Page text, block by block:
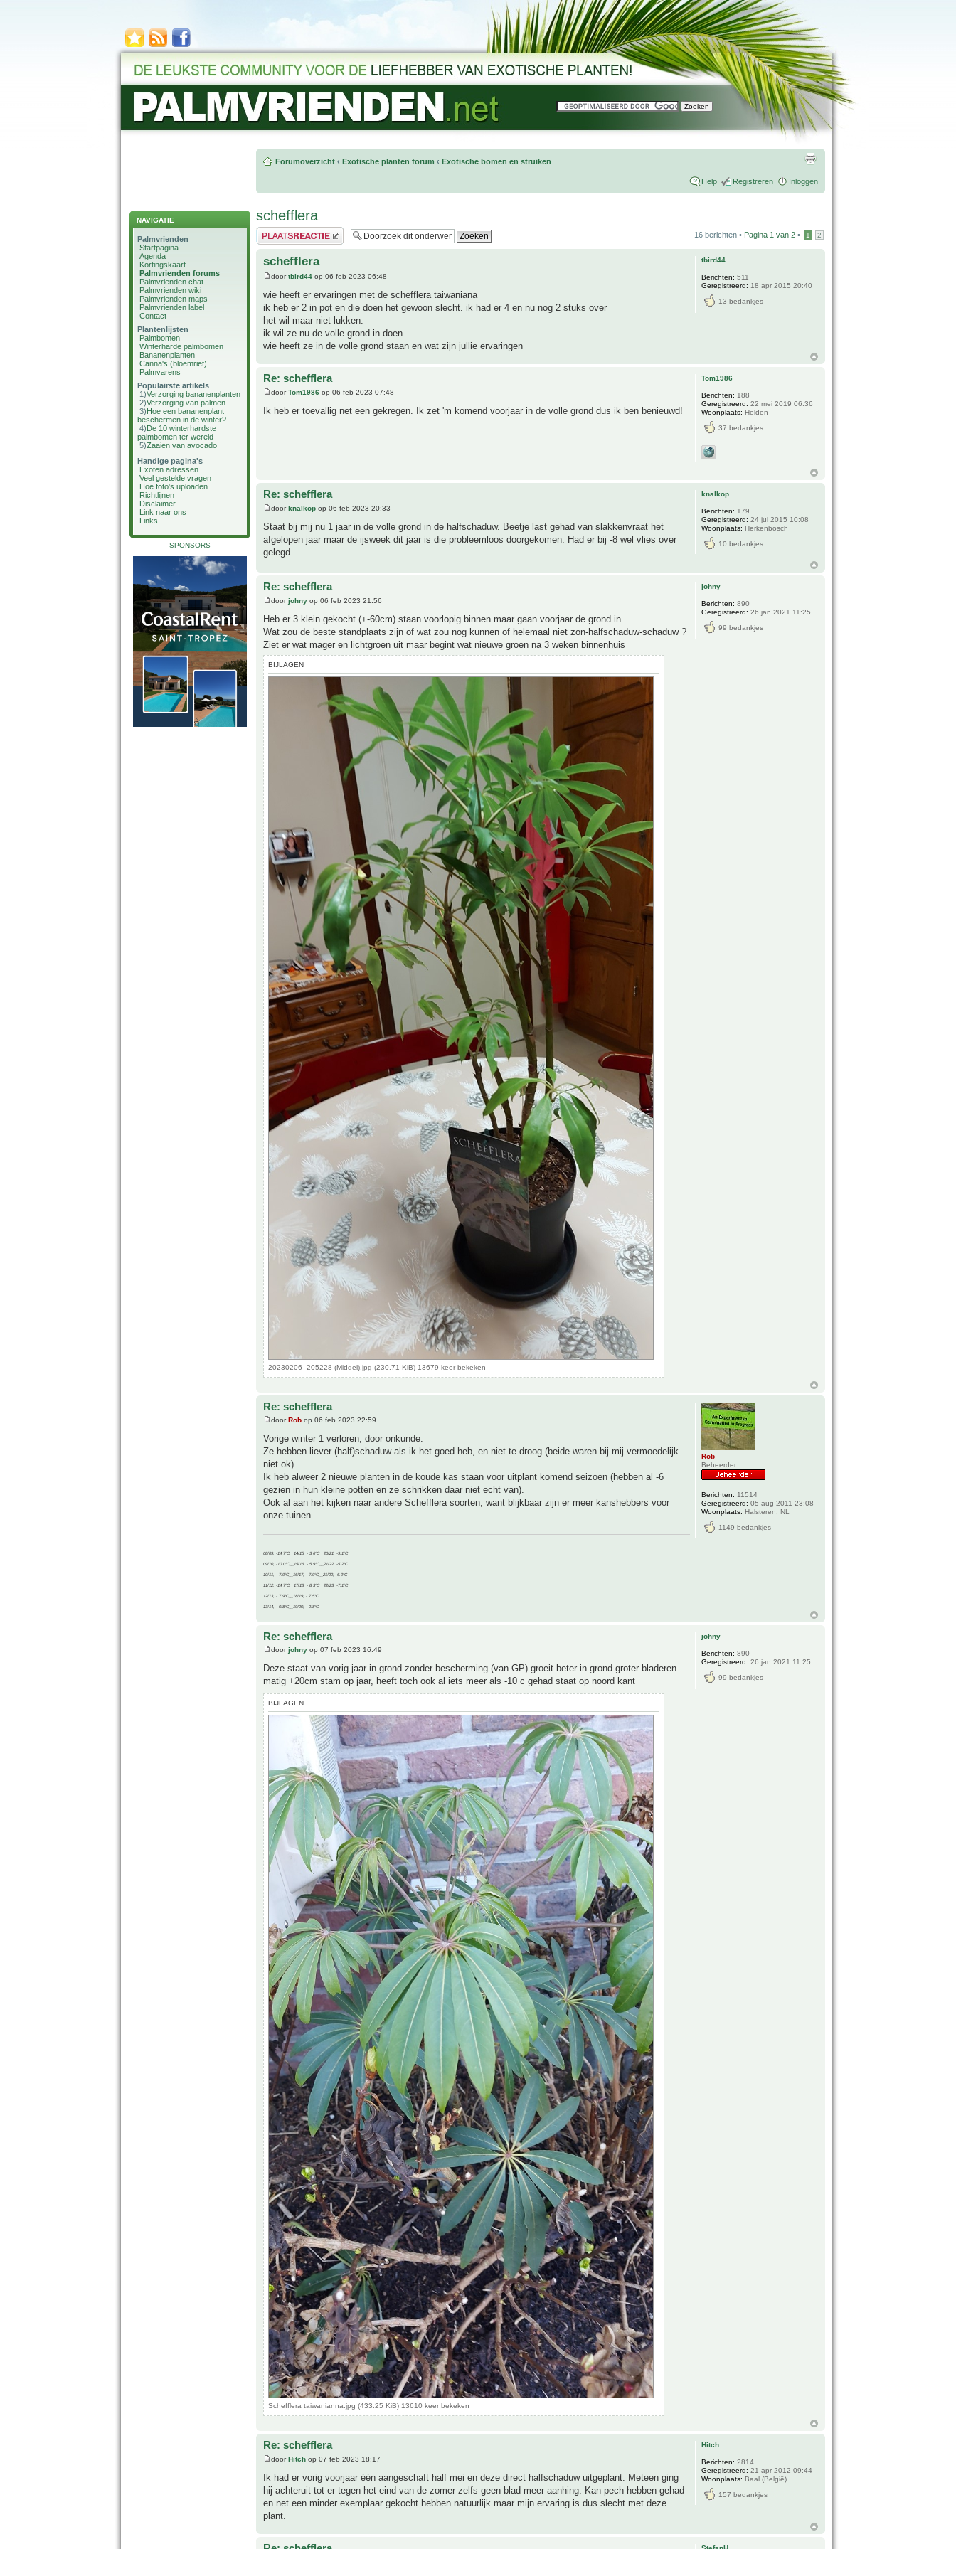
NAVIGATIE
Palmvrienden
Startpagina
Agenda
Kortingskaart
Palmvrienden forums
Palmvrienden chat
Palmvrienden wiki
Palmvrienden maps
Palmvrienden label
Contact
Plantenlijsten
Palmbomen
Winterharde palmbomen
Bananenplanten
Canna's (bloemriet)
Palmvarens
Populairste artikels
1)Verzorging bananenplanten
2)Verzorging van palmen
3)Hoe een bananenplant
beschermen in de winter?
4)De 10 winterhardste
palmbomen ter wereld
5)Zaaien van avocado
Handige pagina's
Exoten adressen
Veel gestelde vragen
Hoe foto's uploaden
Richtlijnen
Disclaimer
Link naar ons
Links
SPONSORS
Forumoverzicht ‹ Exotische planten forum ‹ Exotische bomen en struiken
Help Registreren Inloggen
schefflera
Plaats een reactie 16 berichten • Pagina 1 van 2 • 1 2
schefflera
doortbird44 op 06 feb 2023 06:48
wie heeft er ervaringen met de schefflera taiwaniana
ik heb er 2 in pot en die doen het gewoon slecht. ik had er 4 en nu nog 2 stuks over
het wil maar niet lukken.
ik wil ze nu de volle grond in doen.
wie heeft ze in de volle grond staan en wat zijn jullie ervaringen
tbird44
Berichten: 511
Geregistreerd: 18 apr 2015 20:40
13 bedankjes
Re: schefflera
doorTom1986 op 06 feb 2023 07:48
Ik heb er toevallig net een gekregen. Ik zet 'm komend voorjaar in de volle grond dus ik ben benieuwd!
Tom1986
Berichten: 188
Geregistreerd: 22 mei 2019 06:36
Woonplaats: Helden
37 bedankjes
Re: schefflera
doorknalkop op 06 feb 2023 20:33
Staat bij mij nu 1 jaar in de volle grond in de halfschaduw. Beetje last gehad van slakkenvraat het
afgelopen jaar maar de ijsweek dit jaar is die probleemloos doorgekomen. Had er bij -8 wel vlies over
gelegd
knalkop
Berichten: 179
Geregistreerd: 24 jul 2015 10:08
Woonplaats: Herkenbosch
10 bedankjes
Re: schefflera
doorjohny op 06 feb 2023 21:56
Heb er 3 klein gekocht (+-60cm) staan voorlopig binnen maar gaan voorjaar de grond in
Wat zou de beste standplaats zijn of wat zou nog kunnen of helemaal niet zon-halfschaduw-schaduw ?
Ziet er wat mager en lichtgroen uit maar begint wat nieuwe groen na 3 weken binnenhuis
BIJLAGEN
20230206_205228 (Middel).jpg (230.71 KiB) 13679 keer bekeken
johny
Berichten: 890
Geregistreerd: 26 jan 2021 11:25
99 bedankjes
Re: schefflera
doorRob op 06 feb 2023 22:59
Vorige winter 1 verloren, door onkunde.
Ze hebben liever (half)schaduw als ik het goed heb, en niet te droog (beide waren bij mij vermoedelijk
niet ok)
Ik heb alweer 2 nieuwe planten in de koude kas staan voor uitplant komend seizoen (hebben al -6
gezien in hun kleine potten en ze schrikken daar niet echt van).
Ook al aan het kijken naar andere Schefflera soorten, want blijkbaar zijn er meer kanshebbers voor
onze tuinen.
08/09, -14.7°C__14/15, - 3.6°C__20/21, -9.1°C
09/10, -10.0°C__15/16, - 5.9°C__21/22, -5.2°C
10/11, - 7.9°C__16/17, - 7.9°C__21/22, -6.9°C
11/12, -14.7°C__17/18, - 8.3°C__22/23, -7.1°C
12/13, - 7.9°C__18/19, - 7.5°C
13/14, - 0.8°C__19/20, - 2.8°C
Rob
Beheerder
Berichten: 11514
Geregistreerd: 05 aug 2011 23:08
Woonplaats: Halsteren, NL
1149 bedankjes
Re: schefflera
doorjohny op 07 feb 2023 16:49
Deze staat van vorig jaar in grond zonder bescherming (van GP) groeit beter in grond groter bladeren
matig +20cm stam op jaar, heeft toch ook al iets meer als -10 c gehad staat op noord kant
BIJLAGEN
Schefflera taiwanianna.jpg (433.25 KiB) 13610 keer bekeken
johny
Berichten: 890
Geregistreerd: 26 jan 2021 11:25
99 bedankjes
Re: schefflera
doorHitch op 07 feb 2023 18:17
Ik had er vorig voorjaar één aangeschaft half mei en deze direct halfschaduw uitgeplant. Meteen ging
hij achteruit tot er tegen het eind van de zomer zelfs geen blad meer aanhing. Kan pech hebben gehad
en net een minder exemplaar gekocht hebben natuurlijk maar mijn ervaring is dus slecht met deze
plant.
Hitch
Berichten: 2814
Geregistreerd: 21 apr 2012 09:44
Woonplaats: Baal (België)
157 bedankjes